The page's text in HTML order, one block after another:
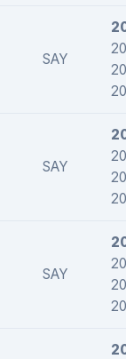
SAY
SAY
SAY